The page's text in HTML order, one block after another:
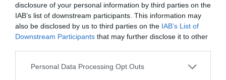
disclosure of your personal information by third parties on the
IAB’s list of downstream participants. This information may
also be disclosed by us to third parties on the IAB’s List of
Downstream Participants that may further disclose it to other
Please note that this website/app uses one or more Google
Personal Data Processing Opt Outs
σπίτι πιο γρήγορα;
Το καλοκαίρι αναζητούμε τρόπους για να
διατηρήσουμε το σπίτι δροσερό και παράλληλα να
σκίαστρο στην εξωτερική μονάδα του κλιματι...